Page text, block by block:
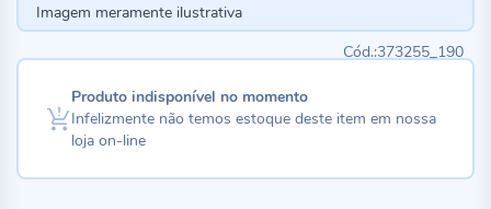
Imagem meramente ilustrativa
373255_190
Produto indisponível no momento
Infelizmente não temos estoque deste item em nossa
loja on-line